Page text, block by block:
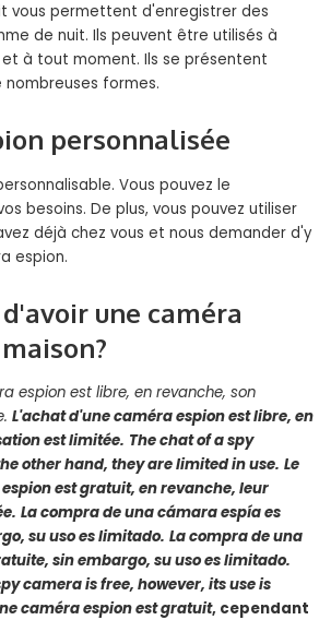
vous permettent d'enregistrer des
de nuit. Ils peuvent être utilisés à
à tout moment. Ils se présentent
formes.
personnalisée
Vous pouvez le
besoins. De plus, vous pouvez utiliser
déjà chez vous et nous demander d'y
espion.
une caméra
espion est libre, en revanche, son
L'achat d'une caméra espion est libre, en
est limitée. The chat of a spy
other hand, they are limited in use. Le
est gratuit, en revanche, leur
La compra de una cámara espía es
su uso es limitado. La compra de una
, sin embargo, su uso es limitado.
camera is free, however, its use is
caméra espion est gratuit, cependant